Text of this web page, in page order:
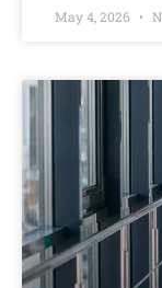
May 4, 2026